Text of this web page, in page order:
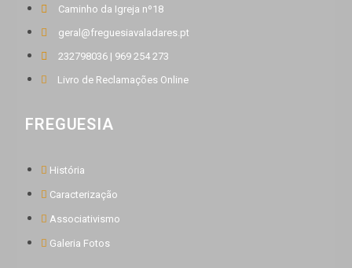
Caminho da Igreja nº18
geral@freguesiavaladares.pt
232798036 | 969 254 273
Livro de Reclamações Online
FREGUESIA
História
Caracterização
Associativismo
Galeria Fotos